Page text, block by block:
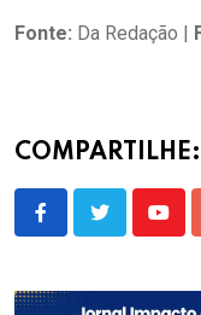
Fonte: Da Redação |
COMPARTILHE: